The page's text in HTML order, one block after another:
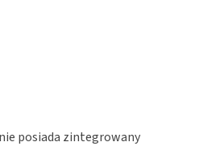
posiada zintegrowany